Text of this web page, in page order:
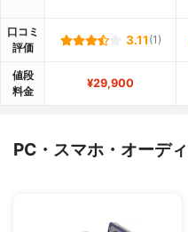
口コミ
評価
3.11 (1)
値段
料金
¥29,900
PC・スマホ・オーデ